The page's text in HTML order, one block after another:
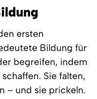
ersten
Bildung für
begreifen, indem
Sie falten,
– und sie prickeln.